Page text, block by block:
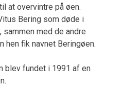
at overvintre på øen.
Bering som døde i
sammen med de andre
hen fik navnet Beringøen.
blev fundet i 1991 af en